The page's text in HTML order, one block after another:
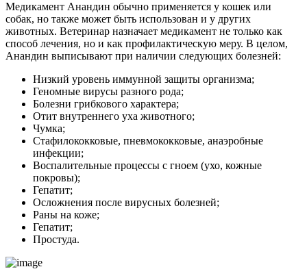
Медикамент Анандин обычно применяется у кошек или
собак, но также может быть использован и у других
животных. Ветеринар назначает медикамент не только как
способ лечения, но и как профилактическую меру. В целом,
Анандин выписывают при наличии следующих болезней:
Низкий уровень иммунной защиты организма;
Геномные вирусы разного рода;
Болезни грибкового характера;
Отит внутреннего уха животного;
Чумка;
Стафилококковые, пневмококковые, анаэробные
инфекции;
Воспалительные процессы с гноем (ухо, кожные
покровы);
Гепатит;
Осложнения после вирусных болезней;
Раны на коже;
Гепатит;
Простуда.